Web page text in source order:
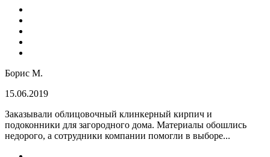
Борис М.
15.06.2019
Заказывали облицовочный клинкерный кирпич и
подоконники для загородного дома. Материалы обошлись
недорого, а сотрудники компании помогли в выборе...